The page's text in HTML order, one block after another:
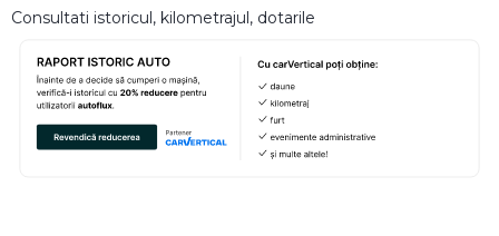
Consultati istoricul, kilometrajul, dotarile